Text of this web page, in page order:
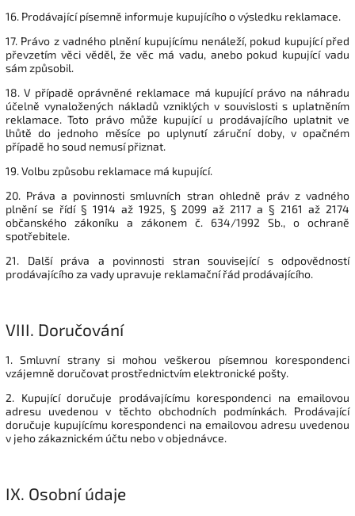
16. Prodávající písemně informuje kupujícího o výsledku reklamace.
17. Právo z vadného plnění kupujícímu nenáleží, pokud kupující před
převzetím věci věděl, že věc má vadu, anebo pokud kupující vadu
sám způsobil.
18. V případě oprávněné reklamace má kupující právo na náhradu
účelně vynaložených nákladů vzniklých v souvislosti s uplatněním
reklamace. Toto právo může kupující u prodávajícího uplatnit ve
lhůtě do jednoho měsíce po uplynutí záruční doby, v opačném
případě ho soud nemusí přiznat.
19. Volbu způsobu reklamace má kupující.
20. Práva a povinnosti smluvních stran ohledně práv z vadného
plnění se řídí § 1914 až 1925, § 2099 až 2117 a § 2161 až 2174
občanského zákoníku a zákonem č. 634/1992 Sb., o ochraně
spotřebitele.
21. Další práva a povinnosti stran související s odpovědností
prodávajícího za vady upravuje reklamační řád prodávajícího.
VIII. Doručování
1. Smluvní strany si mohou veškerou písemnou korespondenci
vzájemně doručovat prostřednictvím elektronické pošty.
2. Kupující doručuje prodávajícímu korespondenci na emailovou
adresu uvedenou v těchto obchodních podmínkách. Prodávající
doručuje kupujícímu korespondenci na emailovou adresu uvedenou
v jeho zákaznickém účtu nebo v objednávce.
IX. Osobní údaje